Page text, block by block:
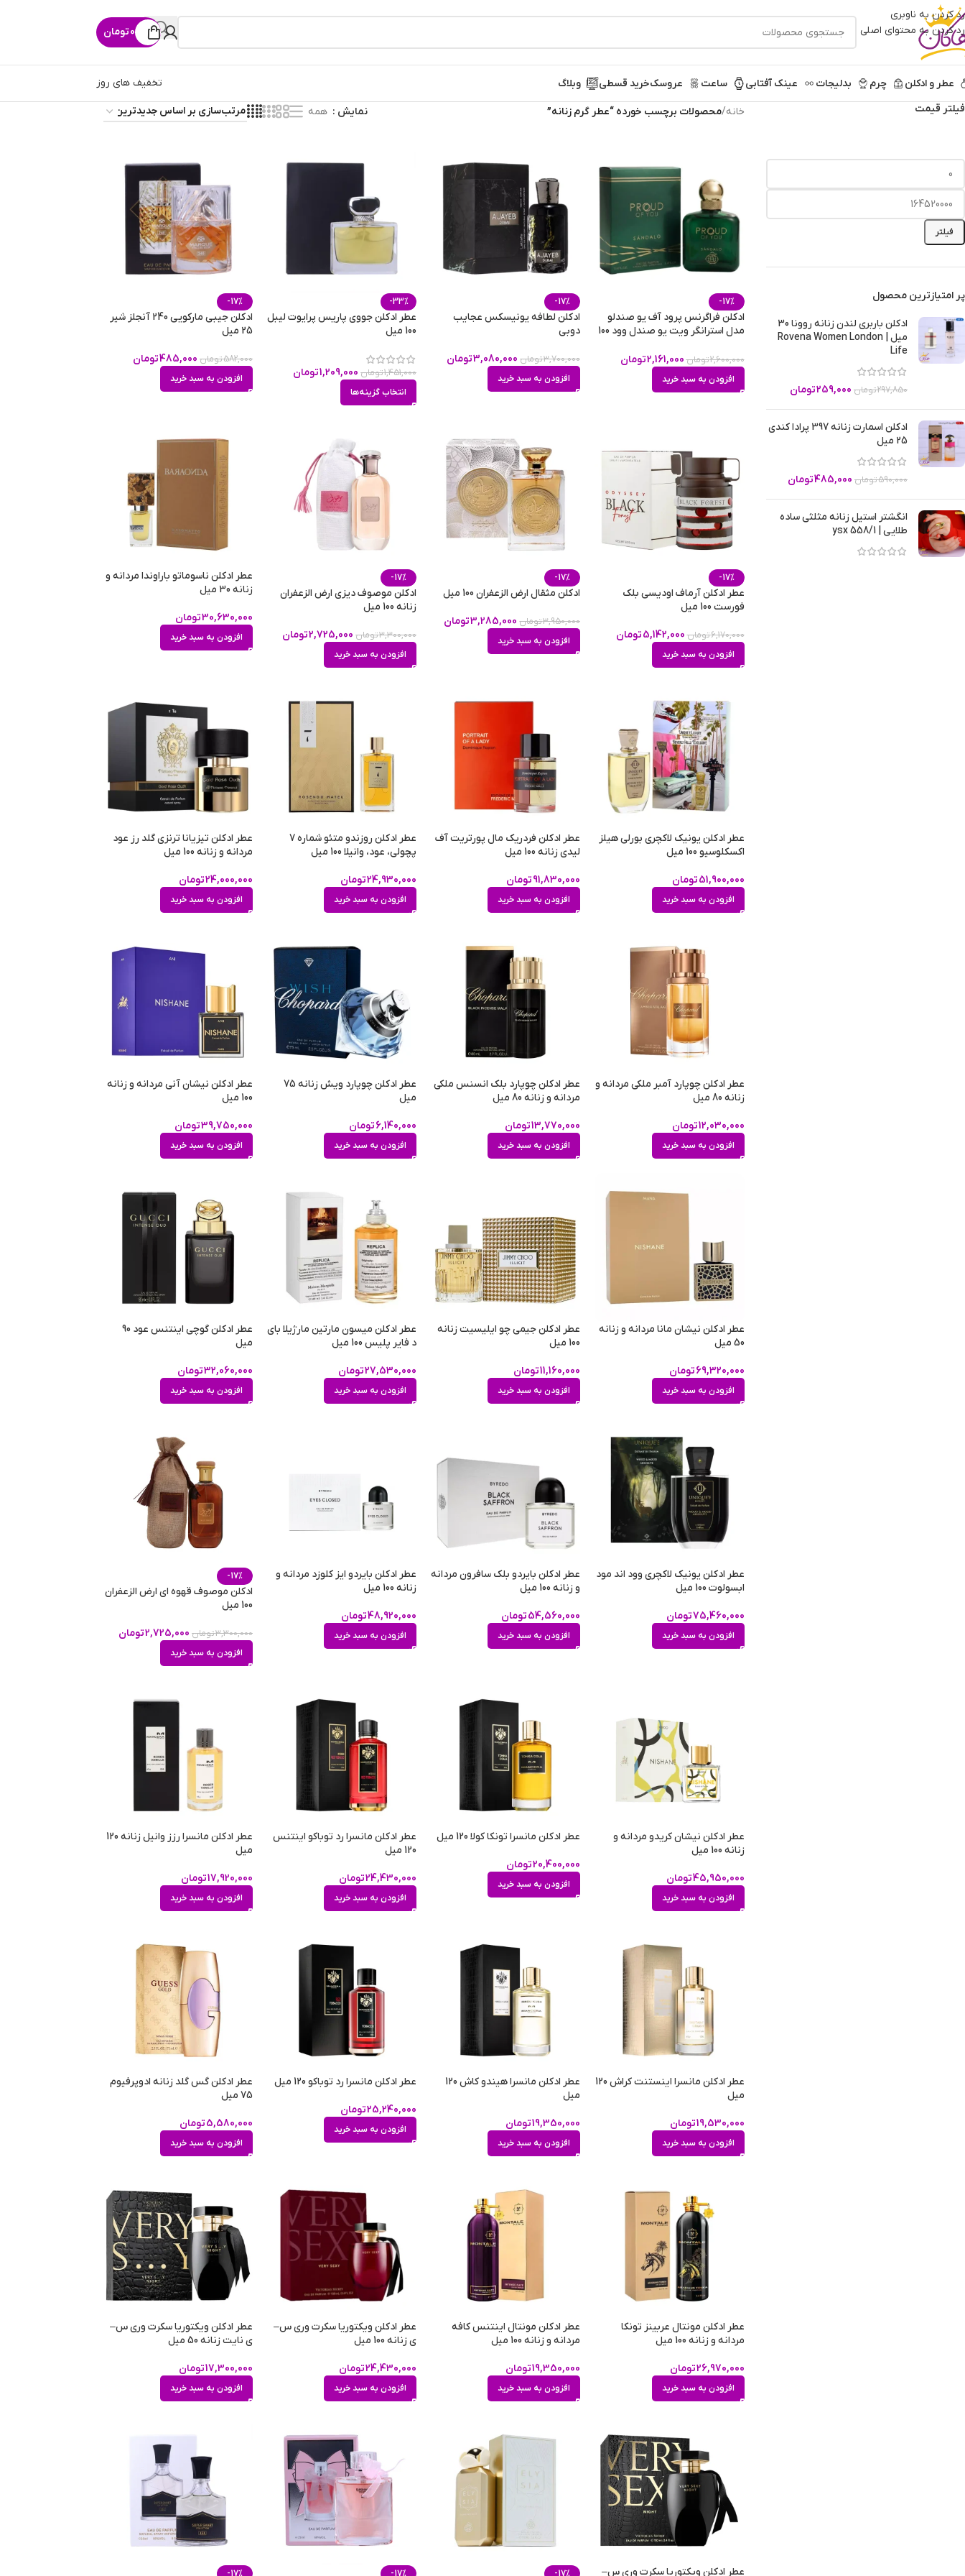
رد کردن به ناوبری
رد کردن به محتوای اصلی
0تومان
عطر و ادکلن چرم بدلیجات عینک آفتابی ساعت عروسکخرید قسطی وبلاگ
تخفیف های روز
فیلتر قیمت
فیلتر
پر امتیازترین محصول
ادکلن باربری لندن زنانه روونا 30
میل | Rovena Women London
Life
297,850تومان 259,000تومان
ادکلن اسمارت زنانه 397 پرادا کندی
25 میل
590,000تومان 485,000تومان
انگشتر استیل زنانه مثلثی ساده
طلایی | ysx 558/1
خانه/محصولات برچسب خورده “عطر گرم زنانه” نمایش همه
-17%
ادکلن فراگرنس پرود آف یو صندلو
مدل استرانگر ویت یو صندل وود 100
2,600,000تومان 2,161,000تومان
افزودن به سبد خرید
-17%
ادکلن لطافه یونیسکس عجایب
دوبی
3,700,000تومان 3,080,000تومان
افزودن به سبد خرید
-33%
عطر ادکلن جووی پاریس پرایوت لیبل
100 میل
1,451,000تومان 1,209,000تومان
انتخاب گزینه‌ها
-17%
ادکلن جیبی مارکویی 240 آنجلز شیر
25 میل
582,000تومان 485,000تومان
افزودن به سبد خرید
-17%
عطر ادکلن آرماف اودیسی بلک
فورست 100 میل
6,170,000تومان 5,142,000تومان
افزودن به سبد خرید
-17%
ادکلن مثقال ارض الزعفران 100 میل
3,950,000تومان 3,285,000تومان
افزودن به سبد خرید
-17%
ادکلن موصوف دیزی ارض الزعفران
زنانه 100 میل
3,300,000تومان 2,725,000تومان
افزودن به سبد خرید
عطر ادکلن ناسوماتو باراوندا مردانه و
زنانه 30 میل
30,630,000تومان
افزودن به سبد خرید
عطر ادکلن یونیک لاکچری بورلی هیلز
اکسکلوسیو 100 میل
51,900,000تومان
افزودن به سبد خرید
عطر ادکلن فردریک مال پورتریت آف
لیدی زنانه 100 میل
91,830,000تومان
افزودن به سبد خرید
عطر ادکلن روزندو متئو شماره 7
پچولی، عود، وانیلا 100 میل
24,930,000تومان
افزودن به سبد خرید
عطر ادکلن تیزیانا ترنزی گلد رز عود
مردانه و زنانه 100 میل
24,000,000تومان
افزودن به سبد خرید
عطر ادکلن چوپارد آمبر ملکی مردانه و
زنانه 80 میل
12,030,000تومان
افزودن به سبد خرید
عطر ادکلن چوپارد بلک انسنس ملکی
مردانه و زنانه 80 میل
13,770,000تومان
افزودن به سبد خرید
عطر ادکلن چوپارد ویش زنانه 75
میل
6,140,000تومان
افزودن به سبد خرید
عطر ادکلن نیشان آنی مردانه و زنانه
100 میل
39,750,000تومان
افزودن به سبد خرید
عطر ادکلن نیشان مانا مردانه و زنانه
50 میل
69,320,000تومان
افزودن به سبد خرید
عطر ادکلن جیمی چو ایلیسیت زنانه
100 میل
11,160,000تومان
افزودن به سبد خرید
عطر ادکلن میسون مارتین مارژیلا بای
د فایر پلیس 100 میل
27,530,000تومان
افزودن به سبد خرید
عطر ادکلن گوچی اینتنس عود 90
میل
32,060,000تومان
افزودن به سبد خرید
عطر ادکلن یونیک لاکچری وود اند مود
ابسولوت 100 میل
75,460,000تومان
افزودن به سبد خرید
عطر ادکلن بایردو بلک سافرون مردانه
و زنانه 100 میل
54,560,000تومان
افزودن به سبد خرید
عطر ادکلن بایردو ایز کلوزد مردانه و
زنانه 100 میل
48,920,000تومان
افزودن به سبد خرید
-17%
ادکلن موصوف قهوه ای ارض الزعفران
100 میل
3,300,000تومان 2,725,000تومان
افزودن به سبد خرید
عطر ادکلن نیشان کریدو مردانه و
زنانه 100 میل
45,950,000تومان
افزودن به سبد خرید
عطر ادکلن مانسرا تونکا کولا 120 میل
20,400,000تومان
افزودن به سبد خرید
عطر ادکلن مانسرا رد توباکو اینتنس
120 میل
24,430,000تومان
افزودن به سبد خرید
عطر ادکلن مانسرا رزز وانیل زنانه 120
میل
17,920,000تومان
افزودن به سبد خرید
عطر ادکلن مانسرا اینستنت کراش 120
میل
19,530,000تومان
افزودن به سبد خرید
عطر ادکلن مانسرا هیندو کاش 120
میل
19,350,000تومان
افزودن به سبد خرید
عطر ادکلن مانسرا رد توباکو 120 میل
25,240,000تومان
افزودن به سبد خرید
عطر ادکلن گس گلد زنانه ادوپرفیوم
75 میل
5,580,000تومان
افزودن به سبد خرید
عطر ادکلن مونتال عربینز تونکا
مردانه و زنانه 100 میل
26,970,000تومان
افزودن به سبد خرید
عطر ادکلن مونتال اینتنس کافه
مردانه و زنانه 100 میل
19,350,000تومان
افزودن به سبد خرید
عطر ادکلن ویکتوریا سکرت وری س–
ی زنانه 100 میل
24,430,000تومان
افزودن به سبد خرید
عطر ادکلن ویکتوریا سکرت وری س–
ی نایت زنانه 50 میل
17,300,000تومان
افزودن به سبد خرید
عطر ادکلن ویکتوریا سکرت وری س–